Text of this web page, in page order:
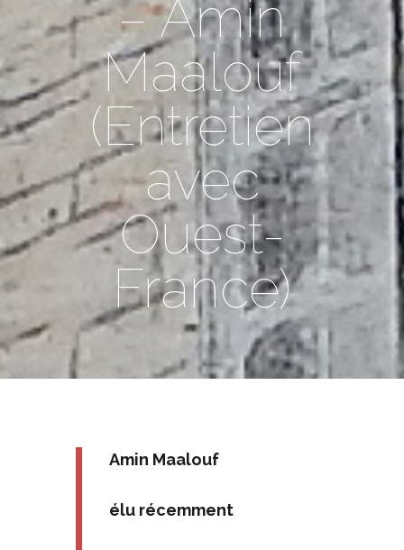
– Amin
Maalouf
(Entretien
avec
Ouest-
France)
Amin Maalouf
élu récemment